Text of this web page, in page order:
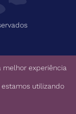
melhor experiência
utilizando